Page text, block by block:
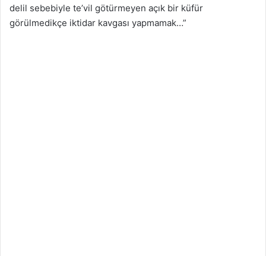
delil sebebiyle te’vil götürmeyen açık bir küfür
görülmedikçe iktidar kavgası yapmamak…”